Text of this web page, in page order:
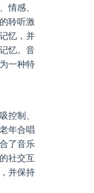
情感、
聆听激
忆，并
忆。音
一种特
控制、
年合唱
了音乐
社交互
并保持